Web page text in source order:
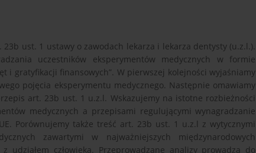
ust. 1 ustawy o zawodach lekarza i lekarza dentysty (u.z.l.).
uczestników eksperymentów medycznych w formie
i gratyfikacji finansowych”. W pierwszej kolejności wyjaśniamy
pojęcia eksperymentu medycznego. Następnie omawiamy
art. 23b ust. 1 u.z.l. Wskazujemy na istotne rozbieżności
medycznych a przepisami regulującymi wynagradzanie
Porównujemy także treść art. 23b ust. 1 u.z.l z wytycznymi
zawartymi w najważniejszych międzynarodowych
człowieka. Przeprowadzane analizy prowadzą do